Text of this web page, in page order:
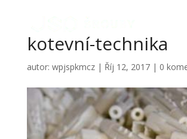
kotevní-technika
autor: wpjspkmcz| Říj 12, 2017| 0